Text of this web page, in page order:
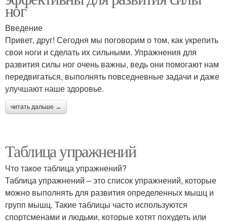
ног
Введение
Привет, друг! Сегодня мы поговорим о том, как укрепить
свои ноги и сделать их сильными. Упражнения для
развития силы ног очень важны, ведь они помогают нам
передвигаться, выполнять повседневные задачи и даже
улучшают наше здоровье.
читать дальше →
Таблица упражнений
Что такое таблица упражнений?
Таблица упражнений – это список упражнений, которые
можно выполнять для развития определенных мышц и
групп мышц. Такие таблицы часто используются
спортсменами и людьми, которые хотят похудеть или